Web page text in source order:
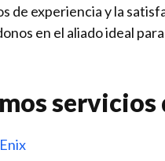
de experiencia y la
en el aliado ideal
servicios